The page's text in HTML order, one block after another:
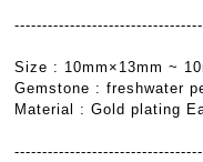
Size : 10mm×13mm ~
Gemstone : freshwater
Material : Gold plating